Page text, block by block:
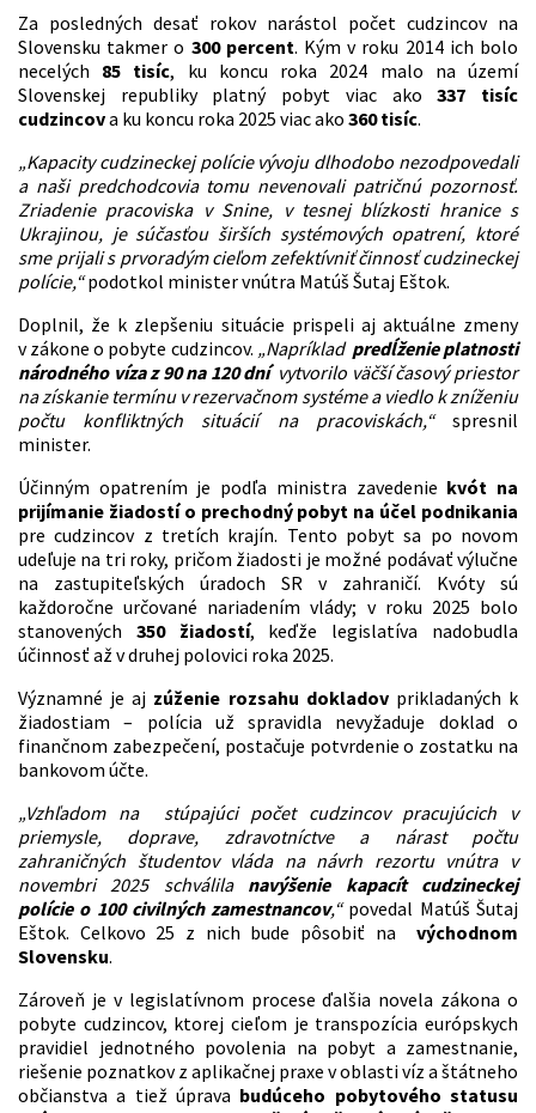
Za posledných desať rokov narástol počet cudzincov na
Slovensku takmer o 300 percent. Kým v roku 2014 ich bolo
necelých 85 tisíc, ku koncu roka 2024 malo na území
Slovenskej republiky platný pobyt viac ako337 tisíc
cudzincova ku koncu roka 2025 viac ako 360 tisíc.
„Kapacity cudzineckej polície vývoju dlhodobo nezodpovedali
a naši predchodcovia tomu nevenovali patričnú pozornosť.
Zriadenie pracoviska v Snine, v tesnej blízkosti hranice s
Ukrajinou, je súčasťou širších systémových opatrení, ktoré
sme prijali s prvoradým cieľom zefektívniť činnosť cudzineckej
polície,“podotkol minister vnútra Matúš Šutaj Eštok.
Doplnil, že k zlepšeniu situácie prispeli aj aktuálne zmeny
v zákone o pobyte cudzincov. „Napríklad predĺženie platnosti
národného víza z 90 na 120 dnívytvorilo väčší časový priestor
na získanie termínu v rezervačnom systéme a viedlo k zníženiu
počtu konfliktných situácií na pracoviskách,“spresnil
minister.
Účinným opatrením je podľa ministra zavedenie kvót na
prijímanie žiadostí o prechodný pobyt na účel podnikania
pre cudzincov z tretích krajín. Tento pobyt sa po novom
udeľuje na tri roky, pričom žiadosti je možné podávať výlučne
na zastupiteľských úradoch SR v zahraničí. Kvóty sú
každoročne určované nariadením vlády; v roku 2025 bolo
stanovených 350 žiadostí, keďže legislatíva nadobudla
účinnosť až v druhej polovici roka 2025.
Významné je aj zúženie rozsahu dokladovprikladaných k
žiadostiam – polícia už spravidla nevyžaduje doklad o
finančnom zabezpečení, postačuje potvrdenie o zostatku na
bankovom účte.
„Vzhľadom na stúpajúci počet cudzincov pracujúcich v
priemysle, doprave, zdravotníctve a nárast počtu
zahraničných študentov vláda na návrh rezortu vnútra v
novembri 2025 schválila navýšenie kapacít cudzineckej
polície o 100 civilných zamestnancov,“povedal Matúš Šutaj
Eštok. Celkovo 25 z nich bude pôsobiť na
východnom
Slovensku.
Zároveň je v legislatívnom procese ďalšia novela zákona o
pobyte cudzincov, ktorej cieľom je transpozícia európskych
pravidiel jednotného povolenia na pobyt a zamestnanie,
riešenie poznatkov z aplikačnej praxe v oblasti víz a štátneho
občianstva a tiež úprava budúceho pobytového statusu